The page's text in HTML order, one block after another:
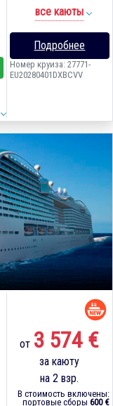
все каюты
Подробнее
Номер круиза: 27771-
EU20280401DXBCVV
от 3 574 €
за каюту
на 2 взр.
В стоимость включены:
портовые сборы 600 €